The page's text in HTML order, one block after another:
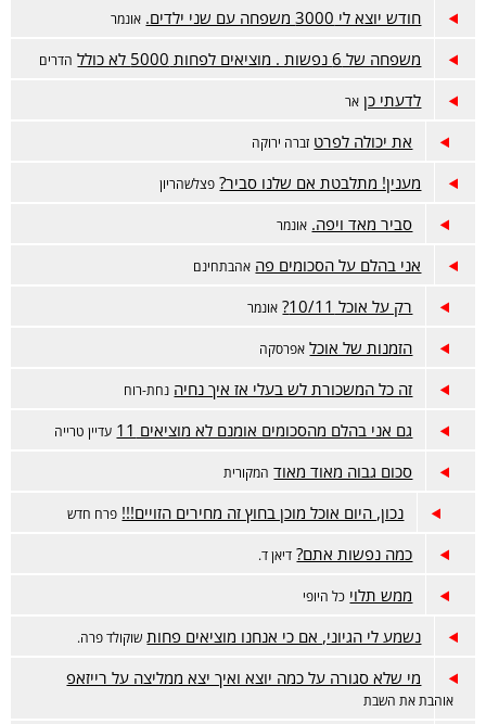
חודש יוצא לי 3000 משפחה עם שני ילדים. אונמר
משפחה של 6 נפשות . מוציאים לפחות 5000 לא כולל הדרים
לדעתי כן אר
את יכולה לפרט זברה ירוקה
מענין! מתלבטת אם שלנו סביר? פצלשהריון
סביר מאד ויפה. אונמר
אני בהלם על הסכומים פה אהבתחינם
רק על אוכל 10/11? אונמר
הזמנות של אוכל אפרסקה
זה כל המשכורת לש בעלי אז איך נחיה נחת-רוח
גם אני בהלם מהסכומים אומנם לא מוציאים 11 עדיין טרייה
סכום גבוה מאוד מאוד המקורית
נכון, היום אוכל מוכן בחוץ זה מחירים הזויים!!! פרח חדש
כמה נפשות אתם? דיאן ד.
ממש תלוי כל היופי
נשמע לי הגיוני, אם כי אנחנו מוציאים פחות שוקולד פרה.
מי שלא סגורה על כמה יוצא ואיך יצא ממליצה על רייזאפ
אוהבת את השבת